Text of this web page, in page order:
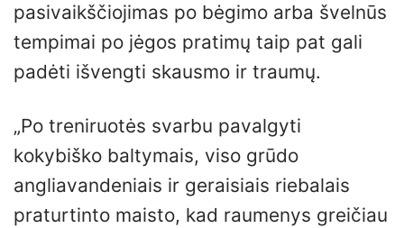
pasivaikščiojimas po bėgimo arba švelnūs
tempimai po jėgos pratimų taip pat gali
padėti išvengti skausmo ir traumų.
„Po treniruotės svarbu pavalgyti
kokybiško baltymais, viso grūdo
angliavandeniais ir geraisiais riebalais
praturtinto maisto, kad raumenys greičiau